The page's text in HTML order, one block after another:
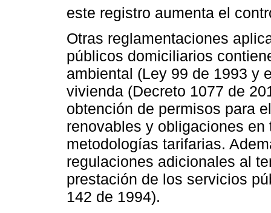
este registro aumenta el
Otras reglamentaciones
públicos domiciliarios
ambiental (Ley 99 de 1993 y
vivienda (Decreto 1077 de
obtención de permisos para
renovables y obligaciones
metodologías tarifarias.
regulaciones adicionales al
prestación de los servicios
142 de 1994).